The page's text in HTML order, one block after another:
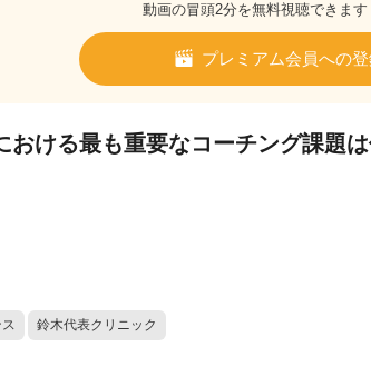
動画の冒頭2分を無料視聴できます
プレミアム会員への
おける最も重要なコーチング課題
鈴木代表クリニック